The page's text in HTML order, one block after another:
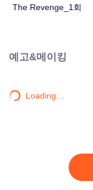
The Revenge_1회
예고&메이킹
Loading…